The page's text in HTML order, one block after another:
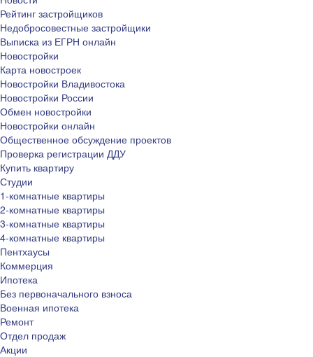
Рейтинг застройщиков
Недобросовестные застройщики
Выписка из ЕГРН онлайн
Новостройки
Карта новостроек
Новостройки Владивостока
Новостройки России
Обмен новостройки
Новостройки онлайн
Общественное обсуждение проектов
Проверка регистрации ДДУ
Купить квартиру
Студии
1-комнатные квартиры
2-комнатные квартиры
3-комнатные квартиры
4-комнатные квартиры
Пентхаусы
Коммерция
Ипотека
Без первоначального взноса
Военная ипотека
Ремонт
Отдел продаж
Акции